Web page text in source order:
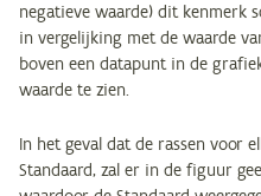
negatieve waarde) dit kenmerk
in vergelijking met de waarde
boven een datapunt in de
waarde te zien.
In het geval dat de rassen voor
Standaard, zal er in de figuur